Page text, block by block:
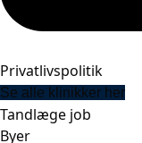
Privatlivspolitik
Se alle klinikker her
Tandlæge job
Byer